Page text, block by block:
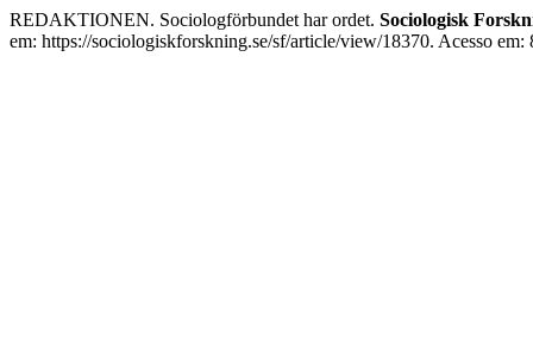
REDAKTIONEN. Sociologförbundet har ordet. Sociologisk
em: https://sociologiskforskning.se/sf/article/view/18370. Acesso em: